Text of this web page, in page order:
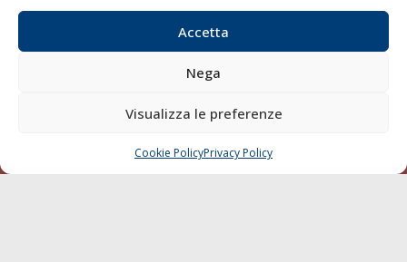
Accetta
Nega
Visualizza le preferenze
Cookie PolicyPrivacy Policy
Compagnie di Navigazione
Blue economy
Diporto
Contatti
CHIAMA SCRIVI